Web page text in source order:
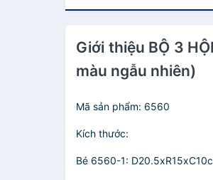
Giới thiệu BỘ 3
màu ngẫu nhiên)
Mã sản phẩm: 6560
Kích thước:
Bé 6560-1: